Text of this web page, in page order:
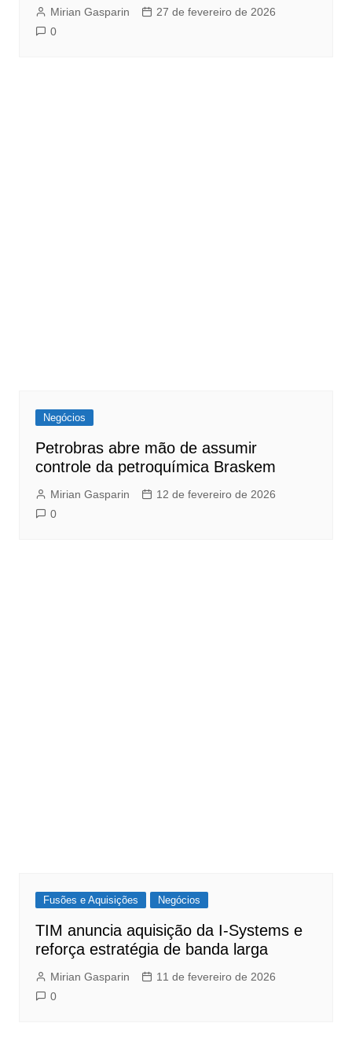
Mirian Gasparin
27 de fevereiro de 2026
0
Negócios
Petrobras abre mão de assumir
controle da petroquímica Braskem
Mirian Gasparin
12 de fevereiro de 2026
0
Fusões e Aquisições Negócios
TIM anuncia aquisição da I-Systems e
reforça estratégia de banda larga
Mirian Gasparin
11 de fevereiro de 2026
0